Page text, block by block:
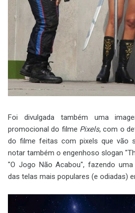
Foi divulgada também uma
promocional do filme Pixels, com o
do filme feitas com pixels que vão
notar também o engenhoso slogan
"O Jogo Não Acabou", fazendo
das telas mais populares (e odiadas)